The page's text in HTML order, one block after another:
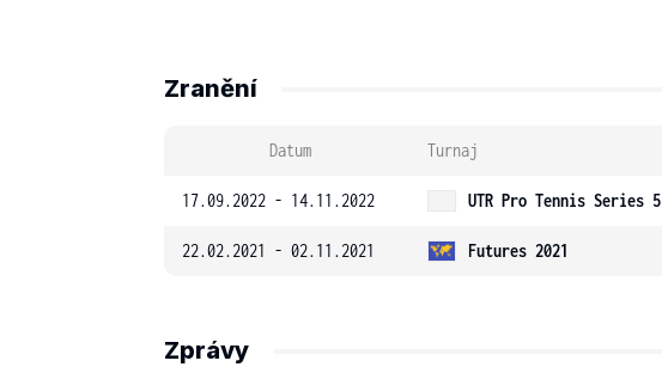
Zranění
Datum Turnaj
17.09.2022 - 14.11.2022 UTR Pro Tennis Series 5
22.02.2021 - 02.11.2021 Futures 2021
Zprávy